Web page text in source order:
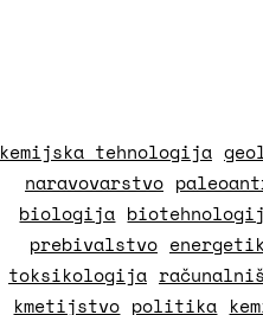
kemijska tehnologija
naravovarstvo
biologija
prebivalstvo
toksikologija
kmetijstvo politika